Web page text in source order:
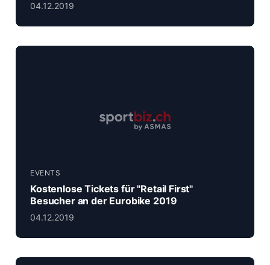
04.12.2019
EVENTS
Kostenlose Tickets für "Retail First"
Besucher an der Eurobike 2019
04.12.2019